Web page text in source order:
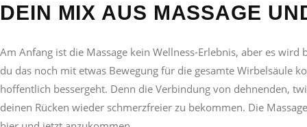
DEIN MIX AUS MASSAGE
Am Anfang ist die Massage kein Wellness-Erlebnis, aber es
du das noch mit etwas Bewegung für die gesamte Wirbelsäule
hoffentlich bessergeht. Denn die Verbindung von dehnenden,
deinen Rücken wieder schmerzfreier zu bekommen. Die